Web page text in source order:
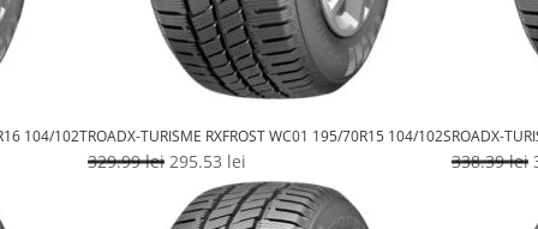
104/102TROADX-TURISME RXFROST WC01 195/70R15 104/102S
329.99lei Prețul
inițial
a
295.53 leiPrețul
curent
este:
ROADX-
338.39lei